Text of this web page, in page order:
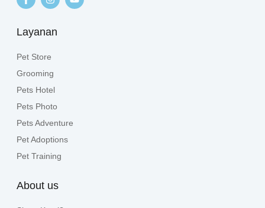
Layanan
Pet Store
Grooming
Pets Hotel
Pets Photo
Pets Adventure
Pet Adoptions
Pet Training
About us